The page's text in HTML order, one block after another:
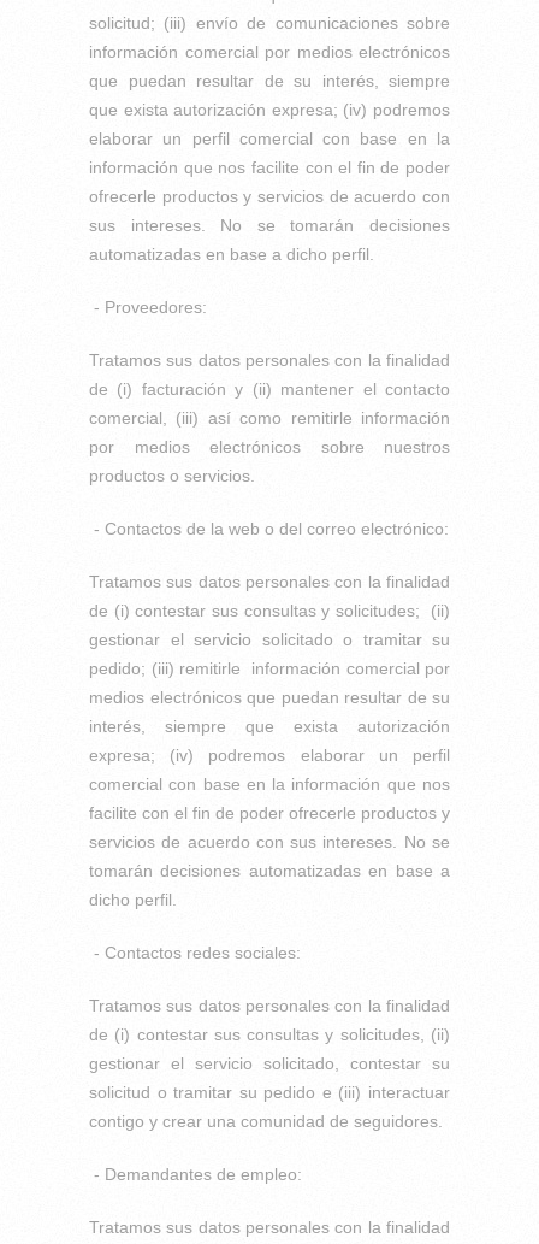
solicitud; (iii) envío de comunicaciones sobre
información comercial por medios electrónicos
que puedan resultar de su interés, siempre
que exista autorización expresa; (iv) podremos
elaborar un perfil comercial con base en la
información que nos facilite con el fin de poder
ofrecerle productos y servicios de acuerdo con
sus intereses. No se tomarán decisiones
automatizadas en base a dicho perfil.
- Proveedores:
Tratamos sus datos personales con la finalidad
de (i) facturación y (ii) mantener el contacto
comercial, (iii) así como remitirle información
por medios electrónicos sobre nuestros
productos o servicios.
- Contactos de la web o del correo electrónico:
Tratamos sus datos personales con la finalidad
de (i) contestar sus consultas y solicitudes; (ii)
gestionar el servicio solicitado o tramitar su
pedido; (iii) remitirle información comercial por
medios electrónicos que puedan resultar de su
interés, siempre que exista autorización
expresa; (iv) podremos elaborar un perfil
comercial con base en la información que nos
facilite con el fin de poder ofrecerle productos y
servicios de acuerdo con sus intereses. No se
tomarán decisiones automatizadas en base a
dicho perfil.
- Contactos redes sociales:
Tratamos sus datos personales con la finalidad
de (i) contestar sus consultas y solicitudes, (ii)
gestionar el servicio solicitado, contestar su
solicitud o tramitar su pedido e (iii) interactuar
contigo y crear una comunidad de seguidores.
- Demandantes de empleo:
Tratamos sus datos personales con la finalidad